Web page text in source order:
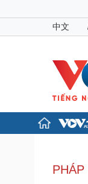
中文
Đảng
Tổ
PHÁP